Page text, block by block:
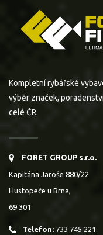
Kompletní rybářské
výběr značek,
celé ČR.
FORET GROUP s.r.o.
Kapitána Jaroše 880/22
Hustopeče u Brna,
69 301
Telefon: 733 745 221